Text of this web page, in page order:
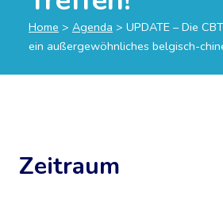
Home > Agenda > UPDATE – Die
ein außergewöhnliches belgisch-
Zeitraum